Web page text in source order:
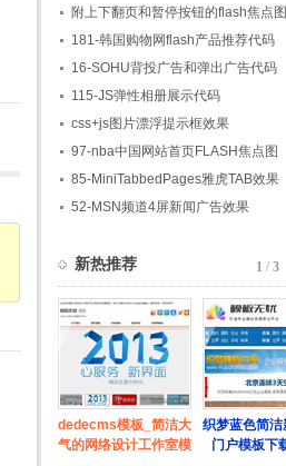
附上下翻页和暂停按钮的flash焦点图
181-韩国购物网flash产品推荐代码
16-SOHU背投广告和弹出广告代码
115-JS弹性相册展示代码
css+js图片漂浮提示框效果
97-nba中国网站首页FLASH焦点图
85-MiniTabbedPages雅虎TAB效果
52-MSN频道4屏新闻广告效果